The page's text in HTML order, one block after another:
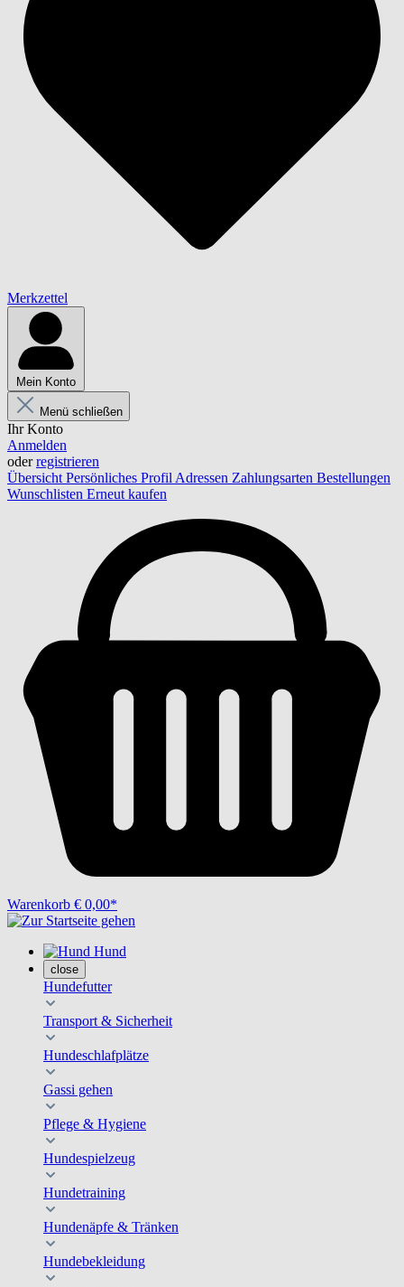
Merkzettel
Mein Konto
Menü schließen
Ihr Konto
Anmelden
oderregistrieren
Übersicht Persönliches Profil Adressen Zahlungsarten Bestellungen
Wunschlisten Erneut kaufen
Warenkorb € 0,00*
Hund
close
Hundefutter
Transport & Sicherheit
Hundeschlafplätze
Gassi gehen
Pflege & Hygiene
Hundespielzeug
Hundetraining
Hundenäpfe & Tränken
Hundebekleidung